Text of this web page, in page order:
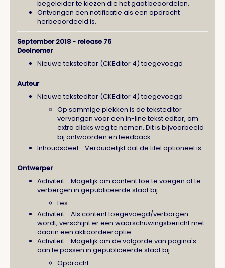
begeleider te kiezen die het gaat beoordelen.
Ontvangen een notificatie als een opdracht
herbeoordeeld is.
September 2018 - release 76
Deelnemer
Nieuwe teksteditor (CKEditor 4) toegevoegd
Auteur
Nieuwe teksteditor (CKEditor 4) toegevoegd
Op sommige plekken is de teksteditor
vervangen voor een in-line tekst editor, om
extra clicks weg te nemen. Dit is bijvoorbeeld
bij antwoorden en feedback.
Inhoudsdeel - Verduidelijkt dat de titel optioneel is
Ontwerper
Activiteit - Mogelijk om content toe te voegen of te
verbergen in gepubliceerde staat bij:
Les
Activiteit - Als content toegevoegd/verborgen
wordt, verschijnt er een waarschuwingsbericht met
daarin een akkoordeeroptie
Activiteit - Mogelijk om de volgorde van pagina's
aan te passen in gepubliceerde staat bij:
Opdracht